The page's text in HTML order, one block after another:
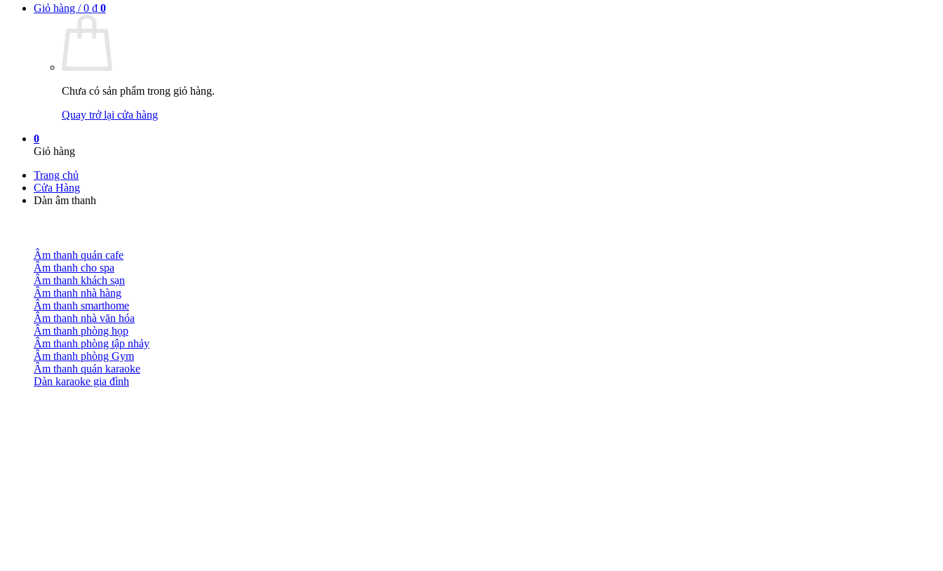
Giỏ hàng /0 ₫ 0
Chưa có sản phẩm trong giỏ hàng.
Quay trở lại cửa hàng
0
Giỏ hàng
Trang chủ
Cửa Hàng
Dàn âm thanh
Âm thanh quán cafe
Âm thanh cho spa
Âm thanh khách sạn
Âm thanh nhà hàng
Âm thanh smarthome
Âm thanh nhà văn hóa
Âm thanh phòng họp
Âm thanh phòng tập nhảy
Âm thanh phòng Gym
Âm thanh quán karaoke
Dàn karaoke gia đình